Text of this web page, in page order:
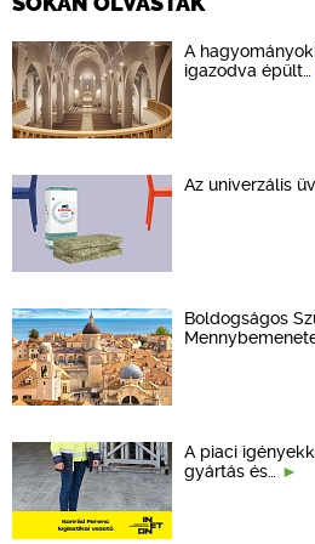
A
igazodva épült…
Az univerzális
Boldogságos
A piaci
gyártás és…